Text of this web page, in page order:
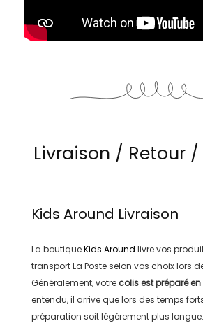
Livraison / Retour
Kids Around Livraison
La boutiqueKids Around livre vos
transportLa Posteselon vos choix lors
Généralement, votre colis est préparé en
entendu, il arrive que lors des temps
préparation soit légérement plus